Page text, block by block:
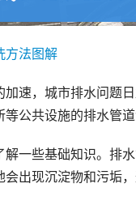
方法图解
加速，城市排水问题
公共设施的排水管
解一些基础知识。排
出现沉淀物和污垢